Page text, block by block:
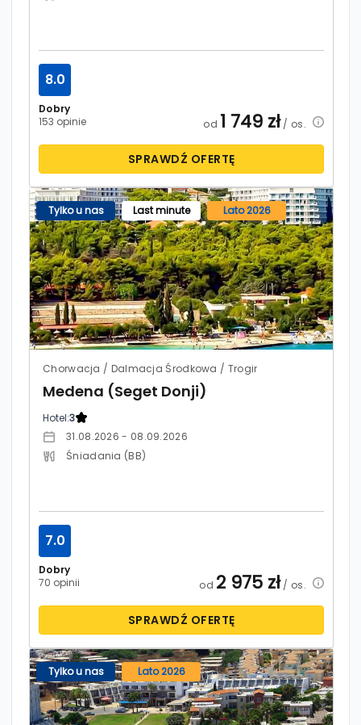
Dobry
153 opinie
8.0
od 1 749 zł/ os.
SPRAWDŹ OFERTĘ
Tylko u nas Last minute Lato 2026
Chorwacja / Dalmacja Środkowa / Trogir
Medena (Seget Donji)
Hotel:3
31.08.2026 - 08.09.2026
Śniadania (BB)
Dobry
70 opinii
7.0
od 2 975 zł/ os.
SPRAWDŹ OFERTĘ
Tylko u nas Lato 2026